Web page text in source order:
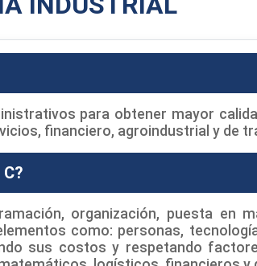
para obtener mayor
financiero, agroindustrial y de
organización, puesta en
como: personas,
sus costos y respetando